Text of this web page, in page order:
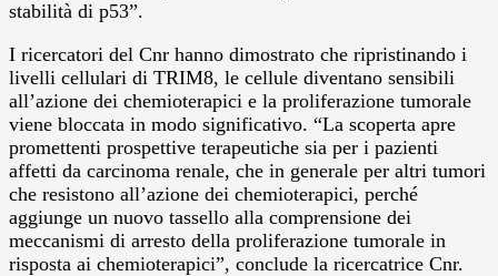
stabilità di p53”.
I ricercatori del Cnr hanno dimostrato che ripristinando i
livelli cellulari di TRIM8, le cellule diventano sensibili
all’azione dei chemioterapici e la proliferazione tumorale
viene bloccata in modo significativo. “La scoperta apre
promettenti prospettive terapeutiche sia per i pazienti
affetti da carcinoma renale, che in generale per altri tumori
che resistono all’azione dei chemioterapici, perché
aggiunge un nuovo tassello alla comprensione dei
meccanismi di arresto della proliferazione tumorale in
risposta ai chemioterapici”, conclude la ricercatrice Cnr.